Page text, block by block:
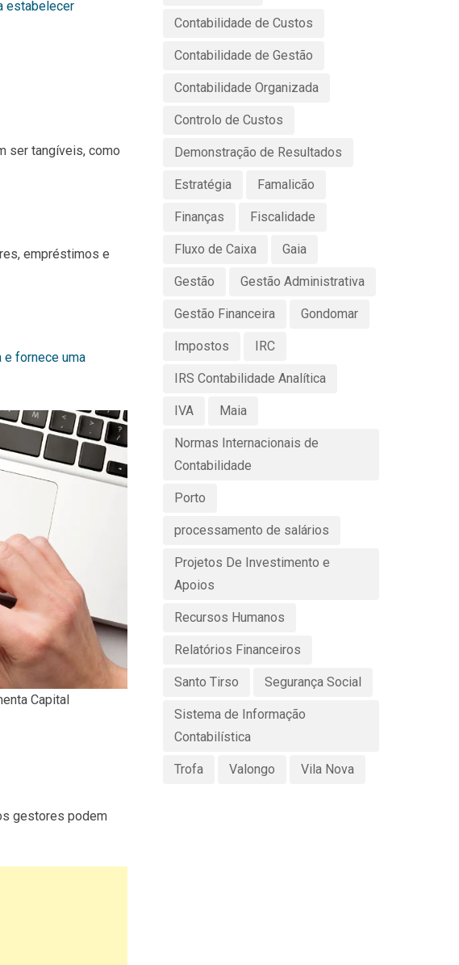
estabelecer
ser tangíveis, como
empréstimos e
e fornece uma
Capital
gestores podem
Contabilidade de Custos
Contabilidade de Gestão
Contabilidade Organizada
Controlo de Custos
Demonstração de Resultados
Estratégia Famalicão
Finanças Fiscalidade
Fluxo de Caixa Gaia
Gestão Gestão Administrativa
Gestão Financeira Gondomar
Impostos IRC
IRS Contabilidade Analítica
IVA Maia
Normas Internacionais de
Contabilidade
Porto
processamento de salários
Projetos De Investimento e
Apoios
Recursos Humanos
Relatórios Financeiros
Santo Tirso Segurança Social
Sistema de Informação
Contabilística
Trofa Valongo Vila Nova